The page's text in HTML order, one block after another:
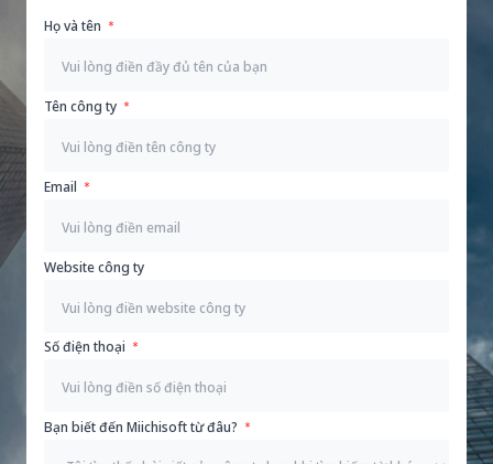
Họ và tên
Tên công ty
Email
Website công ty
Số điện thoại
Bạn biết đến Miichisoft từ đâu?